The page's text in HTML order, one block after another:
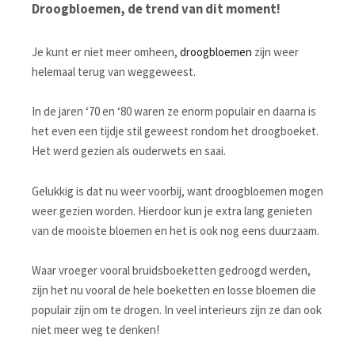
Droogbloemen, de trend van dit moment!
Je kunt er niet meer omheen, droogbloemen zijn weer
helemaal terug van weggeweest.
In de jaren ‘70 en ‘80 waren ze enorm populair en daarna is
het even een tijdje stil geweest rondom het droogboeket.
Het werd gezien als ouderwets en saai.
Gelukkig is dat nu weer voorbij, want droogbloemen mogen
weer gezien worden. Hierdoor kun je extra lang genieten
van de mooiste bloemen en het is ook nog eens duurzaam.
Waar vroeger vooral bruidsboeketten gedroogd werden,
zijn het nu vooral de hele boeketten en losse bloemen die
populair zijn om te drogen. In veel interieurs zijn ze dan ook
niet meer weg te denken!